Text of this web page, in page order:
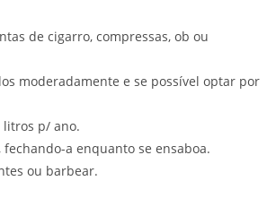
de cigarro, compressas, ob ou
moderadamente e se possível optar por
litros p/ ano.
a enquanto se ensaboa.
ou barbear.